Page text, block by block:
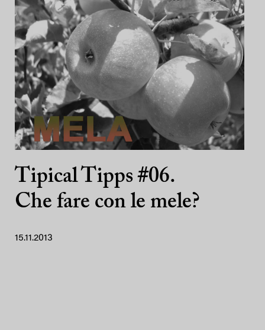
Tipical Tipps #06.
Che fare con le mele?
15.11.2013